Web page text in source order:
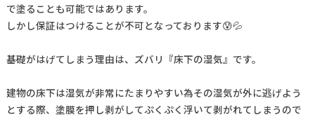
で塗ることも可能ではあります。
しかし保証はつけることが不可となっております😰💦
基礎がはげてしまう理由は、ズバリ『床下の湿気』です。
建物の床下は湿気が非常にたまりやすい為その湿気が外に逃げよう
とする際、塗膜を押し剥がしてぷくぷく浮いて剥がれてしまうので